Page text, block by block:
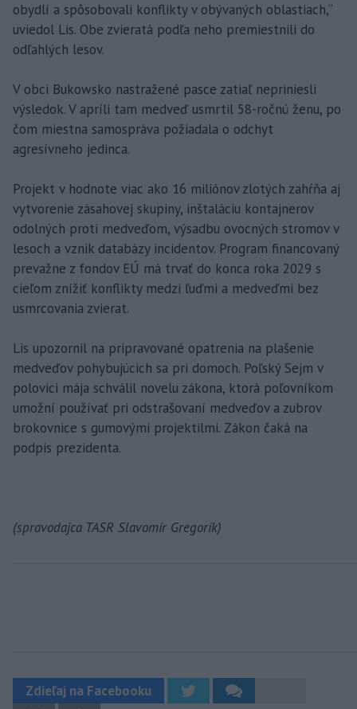
obydlí a spôsobovali konflikty v obývaných oblastiach,“
uviedol Lis. Obe zvieratá podľa neho premiestnili do
odľahlých lesov.
V obci Bukowsko nastražené pasce zatiaľ nepriniesli
výsledok. V apríli tam medveď usmrtil 58-ročnú ženu, po
čom miestna samospráva požiadala o odchyt
agresívneho jedinca.
Projekt v hodnote viac ako 16 miliónov zlotých zahŕňa aj
vytvorenie zásahovej skupiny, inštaláciu kontajnerov
odolných proti medveďom, výsadbu ovocných stromov v
lesoch a vznik databázy incidentov. Program financovaný
prevažne z fondov EÚ má trvať do konca roka 2029 s
cieľom znížiť konflikty medzi ľuďmi a medveďmi bez
usmrcovania zvierat.
Lis upozornil na pripravované opatrenia na plašenie
medveďov pohybujúcich sa pri domoch. Poľský Sejm v
polovici mája schválil novelu zákona, ktorá poľovníkom
umožní používať pri odstrašovaní medveďov a zubrov
brokovnice s gumovými projektilmi. Zákon čaká na
podpis prezidenta.
(spravodajca TASR Slavomír Gregorík)
Zdieľaj na Facebooku